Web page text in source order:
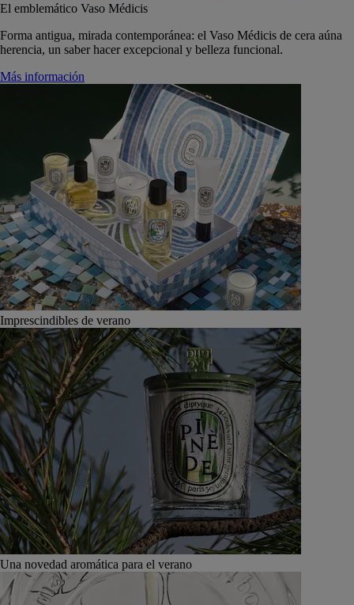
El emblemático Vaso Médicis
Forma antigua, mirada contemporánea: el Vaso Médicis de cera aúna
herencia, un saber hacer excepcional y belleza funcional.
Más información
Imprescindibles de verano
Una novedad aromática para el verano